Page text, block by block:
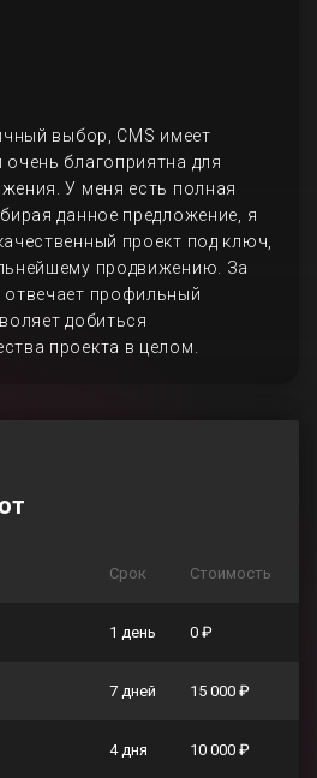
выбор, CMS имеет
благоприятна для
У меня есть полная
данное предложение, я
проект под ключ,
продвижению. За
профильный
добиться
проекта в целом.
Срок Стоимость
1 день 0 ₽
7 дней 15 000 ₽
4 дня 10 000 ₽